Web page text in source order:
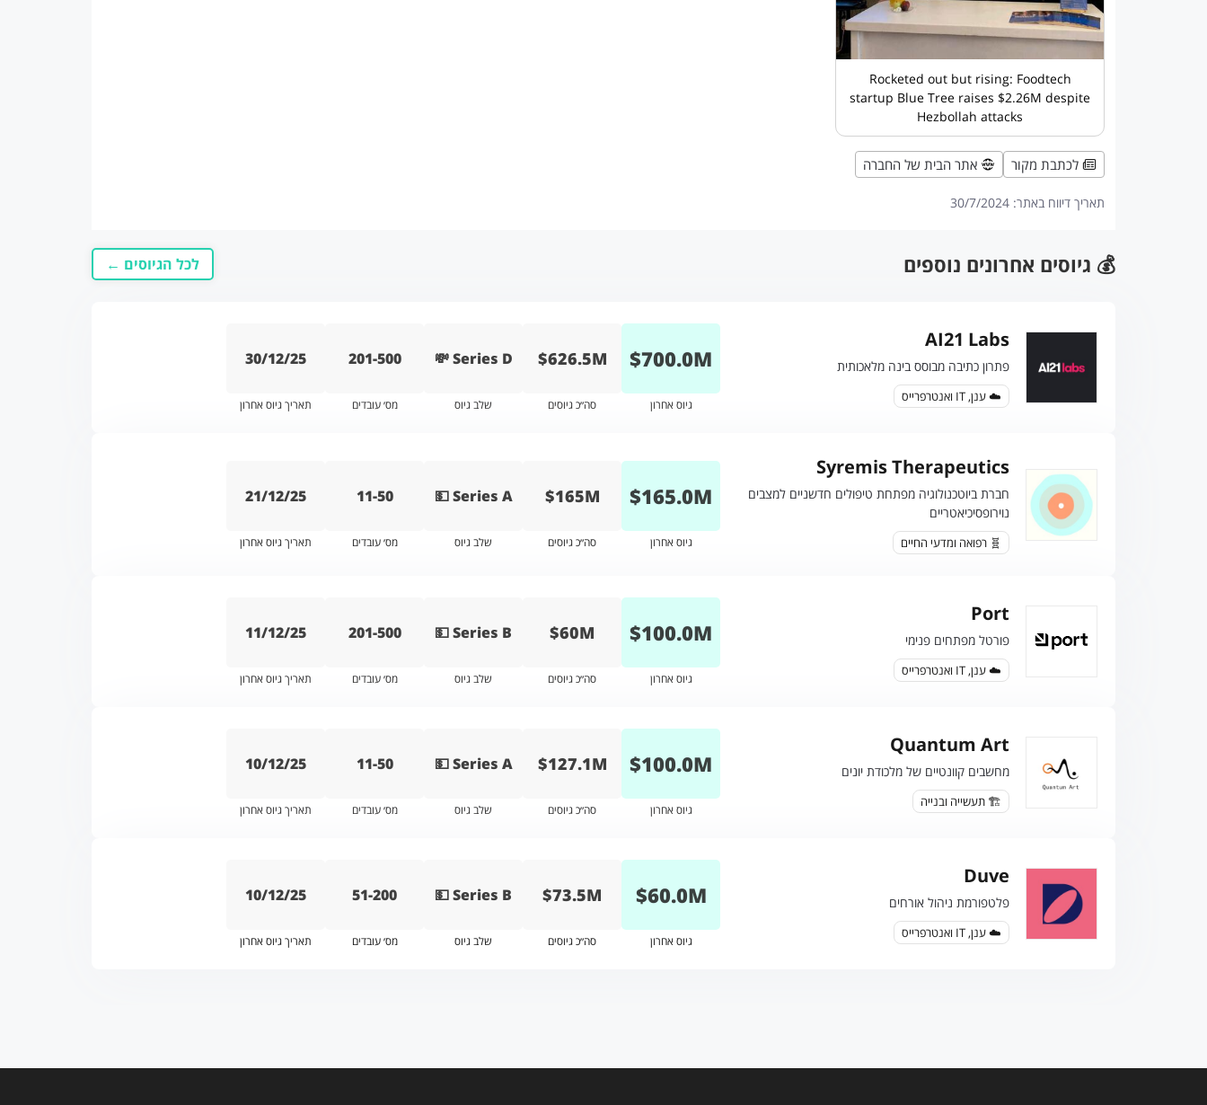
Rocketed out but rising: Foodtech
startup Blue Tree raises $2.26M despite
Hezbollah attacks
לכתבת מקור אתר הבית של החברה
תאריך דיווח באתר: 30/7/2024
💰 גיוסים אחרונים נוספים לכל הגיוסים ←
AI21 Labs
פתרון כתיבה מבוסס בינה מלאכותית
☁️ ענן, IT ואנטרפרייס
M
700.0
$
גיוס אחרון
$626.5M
סה״כ גיוסים
💸 Series D
שלב גיוס
201-500
מס׳ עובדים
30/12/25
תאריך גיוס אחרון
Syremis Therapeutics
חברת ביוטכנולוגיה מפתחת טיפולים חדשניים למצבים
נוירופסיכיאטריים
🧬 רפואה ומדעי החיים
M
165.0
$
גיוס אחרון
$165M
סה״כ גיוסים
💵 Series A
שלב גיוס
11-50
מס׳ עובדים
21/12/25
תאריך גיוס אחרון
Port
פורטל מפתחים פנימי
☁️ ענן, IT ואנטרפרייס
M
100.0
$
גיוס אחרון
$60M
סה״כ גיוסים
💵 Series B
שלב גיוס
201-500
מס׳ עובדים
11/12/25
תאריך גיוס אחרון
Quantum Art
מחשבים קוונטיים של מלכודת יונים
🏗️ תעשייה ובנייה
M
100.0
$
גיוס אחרון
$127.1M
סה״כ גיוסים
💵 Series A
שלב גיוס
11-50
מס׳ עובדים
10/12/25
תאריך גיוס אחרון
Duve
פלטפורמת ניהול אורחים
☁️ ענן, IT ואנטרפרייס
M
60.0
$
גיוס אחרון
$73.5M
סה״כ גיוסים
💵 Series B
שלב גיוס
51-200
מס׳ עובדים
10/12/25
תאריך גיוס אחרון